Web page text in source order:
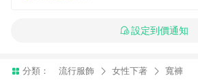
設定到價通知
分類： 流行服飾 女性下著 寬褲